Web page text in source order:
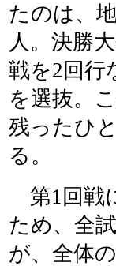
たのは、
人。決勝
戦を2回行
を選抜。
残ったひ
る。
第1回戦
ため、全
が、全体